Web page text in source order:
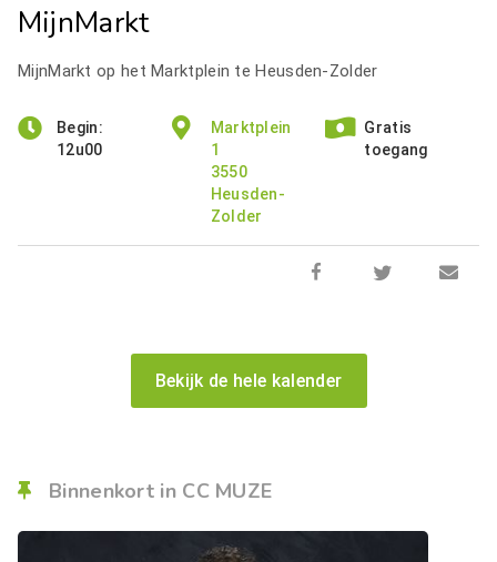
MijnMarkt
MijnMarkt op het Marktplein te Heusden-Zolder
Begin:
12u00
Marktplein
1
3550
Heusden-
Zolder
Gratis
toegang
Bekijk de hele kalender
Binnenkort in CC MUZE